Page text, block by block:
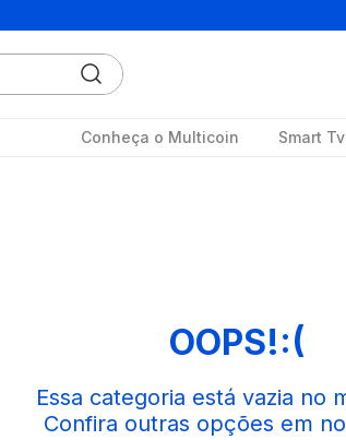
Conheça o Multicoin Smart Tv
OOPS!